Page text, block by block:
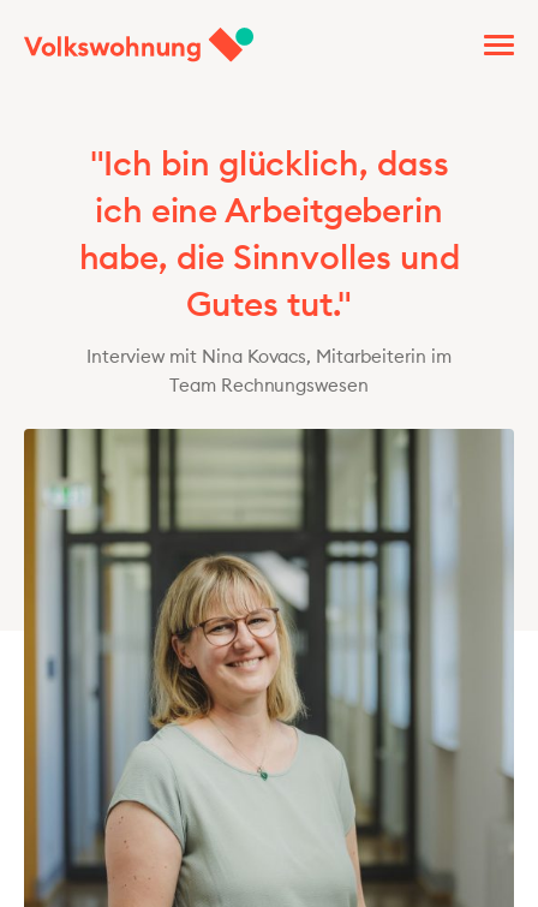
"Ich bin glücklich, dass
ich eine Arbeitgeberin
habe, die Sinnvolles und
Gutes tut."
Interview mit Nina Kovacs, Mitarbeiterin im
Team Rechnungswesen